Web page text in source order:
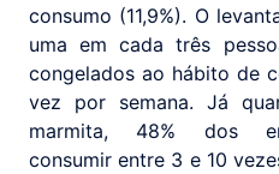
consumo (11,9%). O
uma em cada três
congelados ao hábito de
vez por semana. Já
marmita, 48% dos
consumir entre 3 e 10